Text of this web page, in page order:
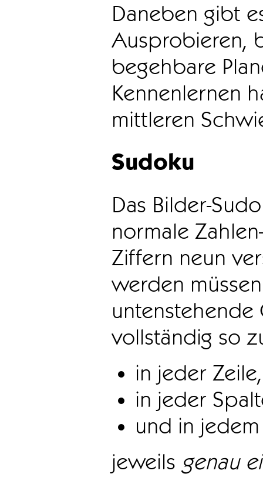
Daneben gibt
Ausprobieren,
begehbare
Kennenlernen
mittleren
Sudoku
Das Bilder-
normale
Ziffern neun
werden
vollständig so
in jeder Zeile,
in jeder
und in
jeweils genau